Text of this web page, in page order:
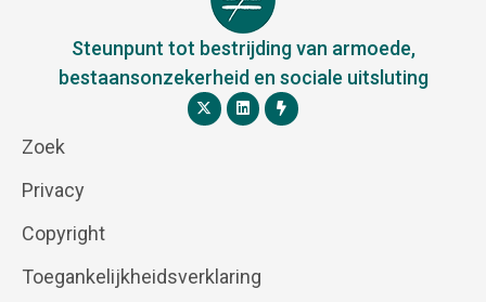
Steunpunt tot bestrijding van armoede,
bestaansonzekerheid en sociale uitsluting
Zoek
Privacy
Copyright
Toegankelijkheidsverklaring